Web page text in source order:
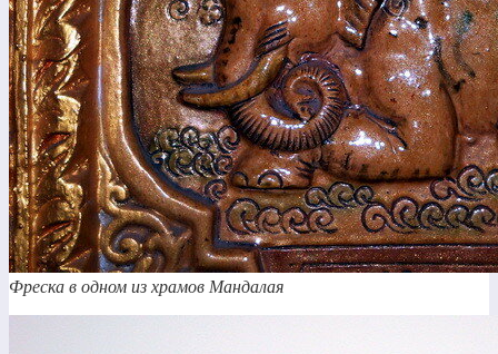
Фреска в одном из храмов Мандалая